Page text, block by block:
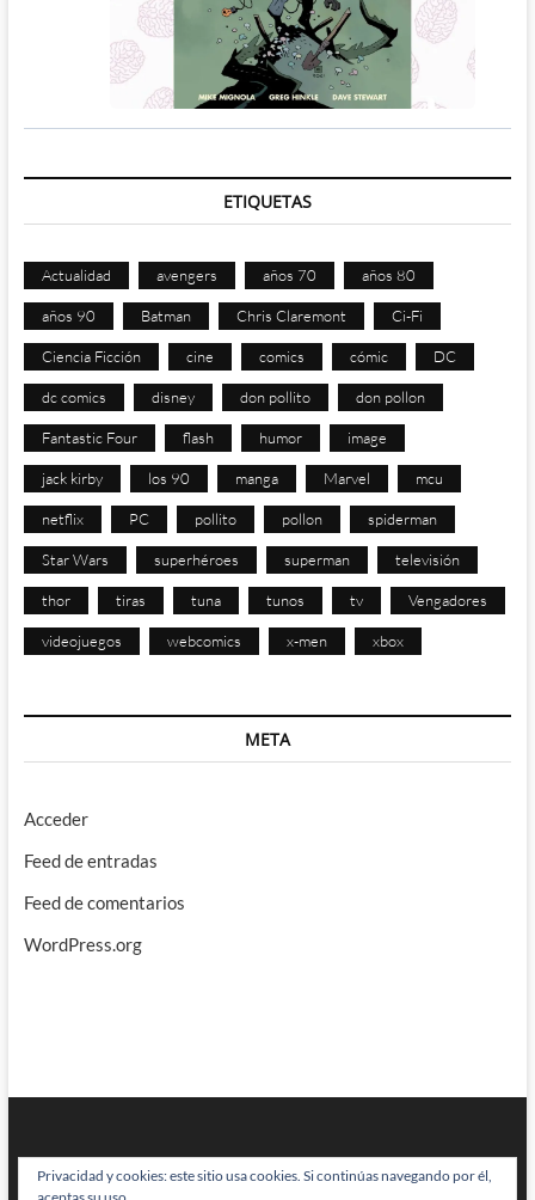
ETIQUETAS
Actualidad avengers años 70 años 80
años 90 Batman Chris Claremont Ci-Fi
Ciencia Ficción cine comics cómic DC
dc comics disney don pollito don pollon
Fantastic Four flash humor image
jack kirby los 90 manga Marvel mcu
netflix PC pollito pollon spiderman
Star Wars superhéroes superman televisión
thor tiras tuna tunos tv Vengadores
videojuegos webcomics x-men xbox
META
Acceder
Feed de entradas
Feed de comentarios
WordPress.org
Privacidad y cookies: este sitio usa cookies. Si continúas navegando por él,